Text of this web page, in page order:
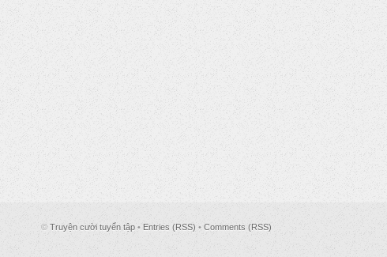
© Truyện cười tuyển tập • Entries (RSS) • Comments (RSS)